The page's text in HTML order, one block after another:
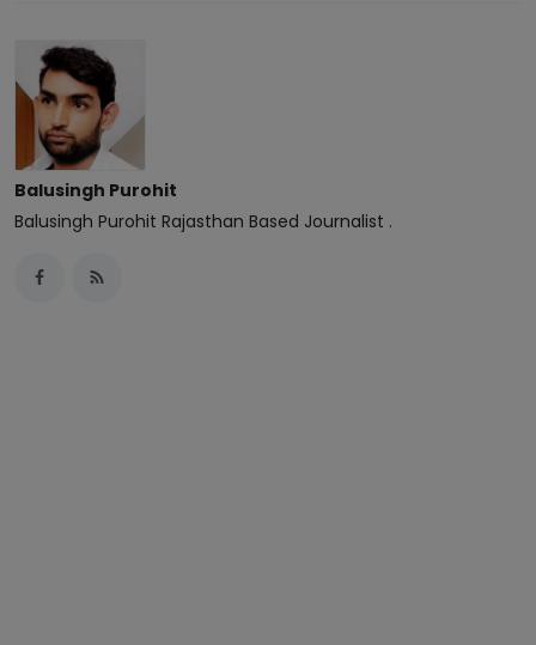
Balusingh Purohit
Balusingh Purohit Rajasthan Based Journalist .